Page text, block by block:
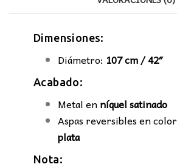
Dimensiones:
Diámetro: 107 cm / 42″
Acabado:
Metal enníquel satinado
Aspas reversibles en color
plata
Nota: